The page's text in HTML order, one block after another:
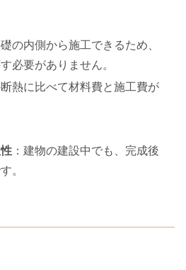
礎の内側から施工できるため、
必要がありません。
断熱に比べて材料費と施工費が
：建物の建設中でも、完成後
。